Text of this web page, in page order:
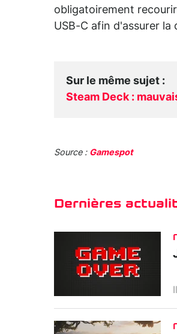
obligatoirement
USB-C afin d'assurer la
Sur le même sujet :
Steam Deck :
Source : Gamespot
Dernières